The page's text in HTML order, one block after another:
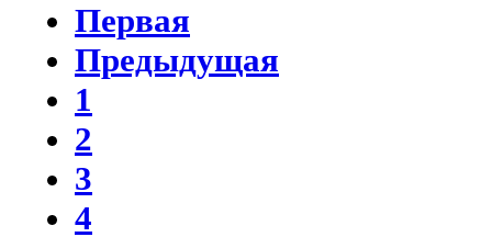
Первая
Предыдущая
1
2
3
4